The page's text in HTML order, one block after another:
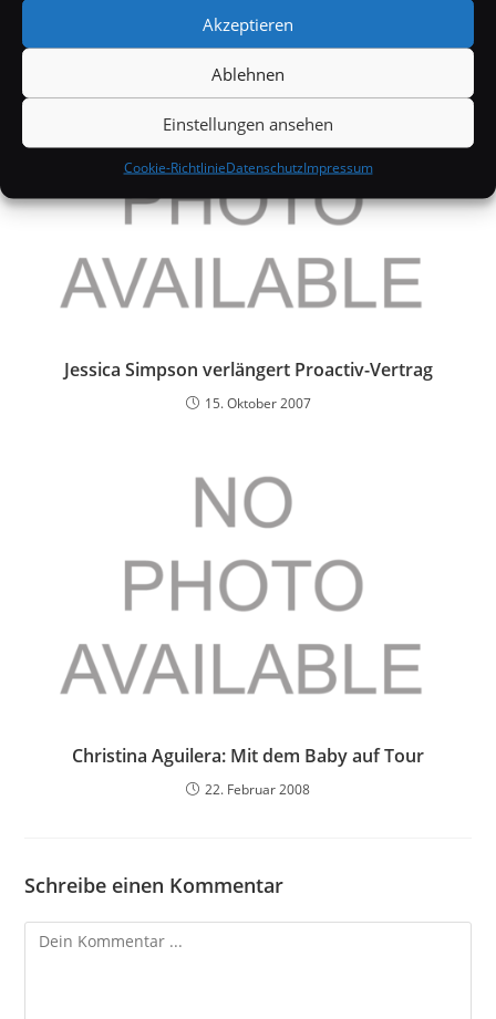
Akzeptieren
Ablehnen
Einstellungen ansehen
Cookie-RichtlinieDatenschutzImpressum
12. September 2005
Jessica Simpson verlängert Proactiv-Vertrag
15. Oktober 2007
Christina Aguilera: Mit dem Baby auf Tour
22. Februar 2008
Schreibe einen Kommentar
Kommentieren